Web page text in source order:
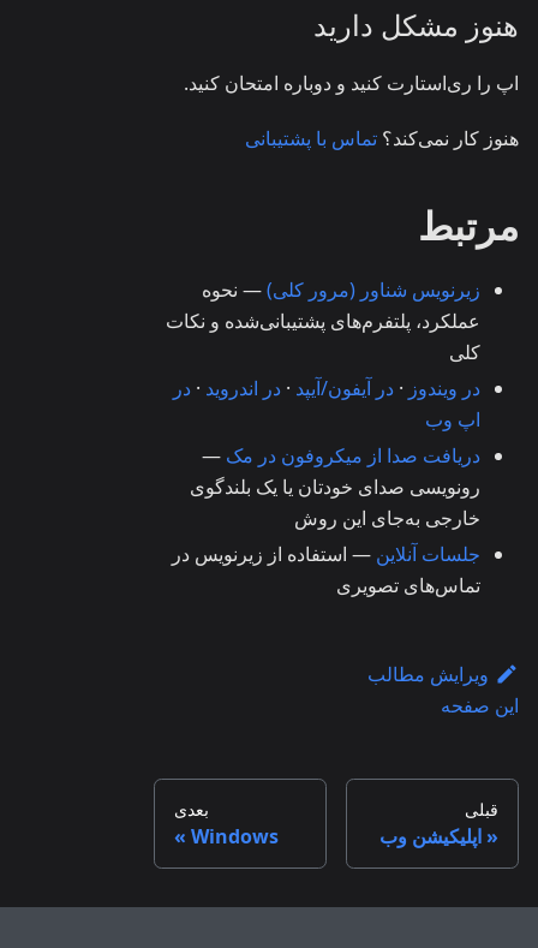
هنوز مشکل دارید
اپ را ری‌استارت کنید و دوباره امتحان کنید.
هنوز کار نمی‌کند؟ تماس با پشتیبانی
مرتبط
زیرنویس شناور (مرور کلی)— نحوه
عملکرد، پلتفرم‌های پشتیبانی‌شده و نکات
کلی
در ویندوز · در آیفون/آیپد · در اندروید · در
اپ وب
دریافت صدا از میکروفون در مک —
رونویسی صدای خودتان یا یک بلندگوی
خارجی به‌جای این روش
جلسات آنلاین — استفاده از زیرنویس در
تماس‌های تصویری
ویرایش مطالب
این صفحه
قبلی
اپلیکیشن وب
بعدی
Windows